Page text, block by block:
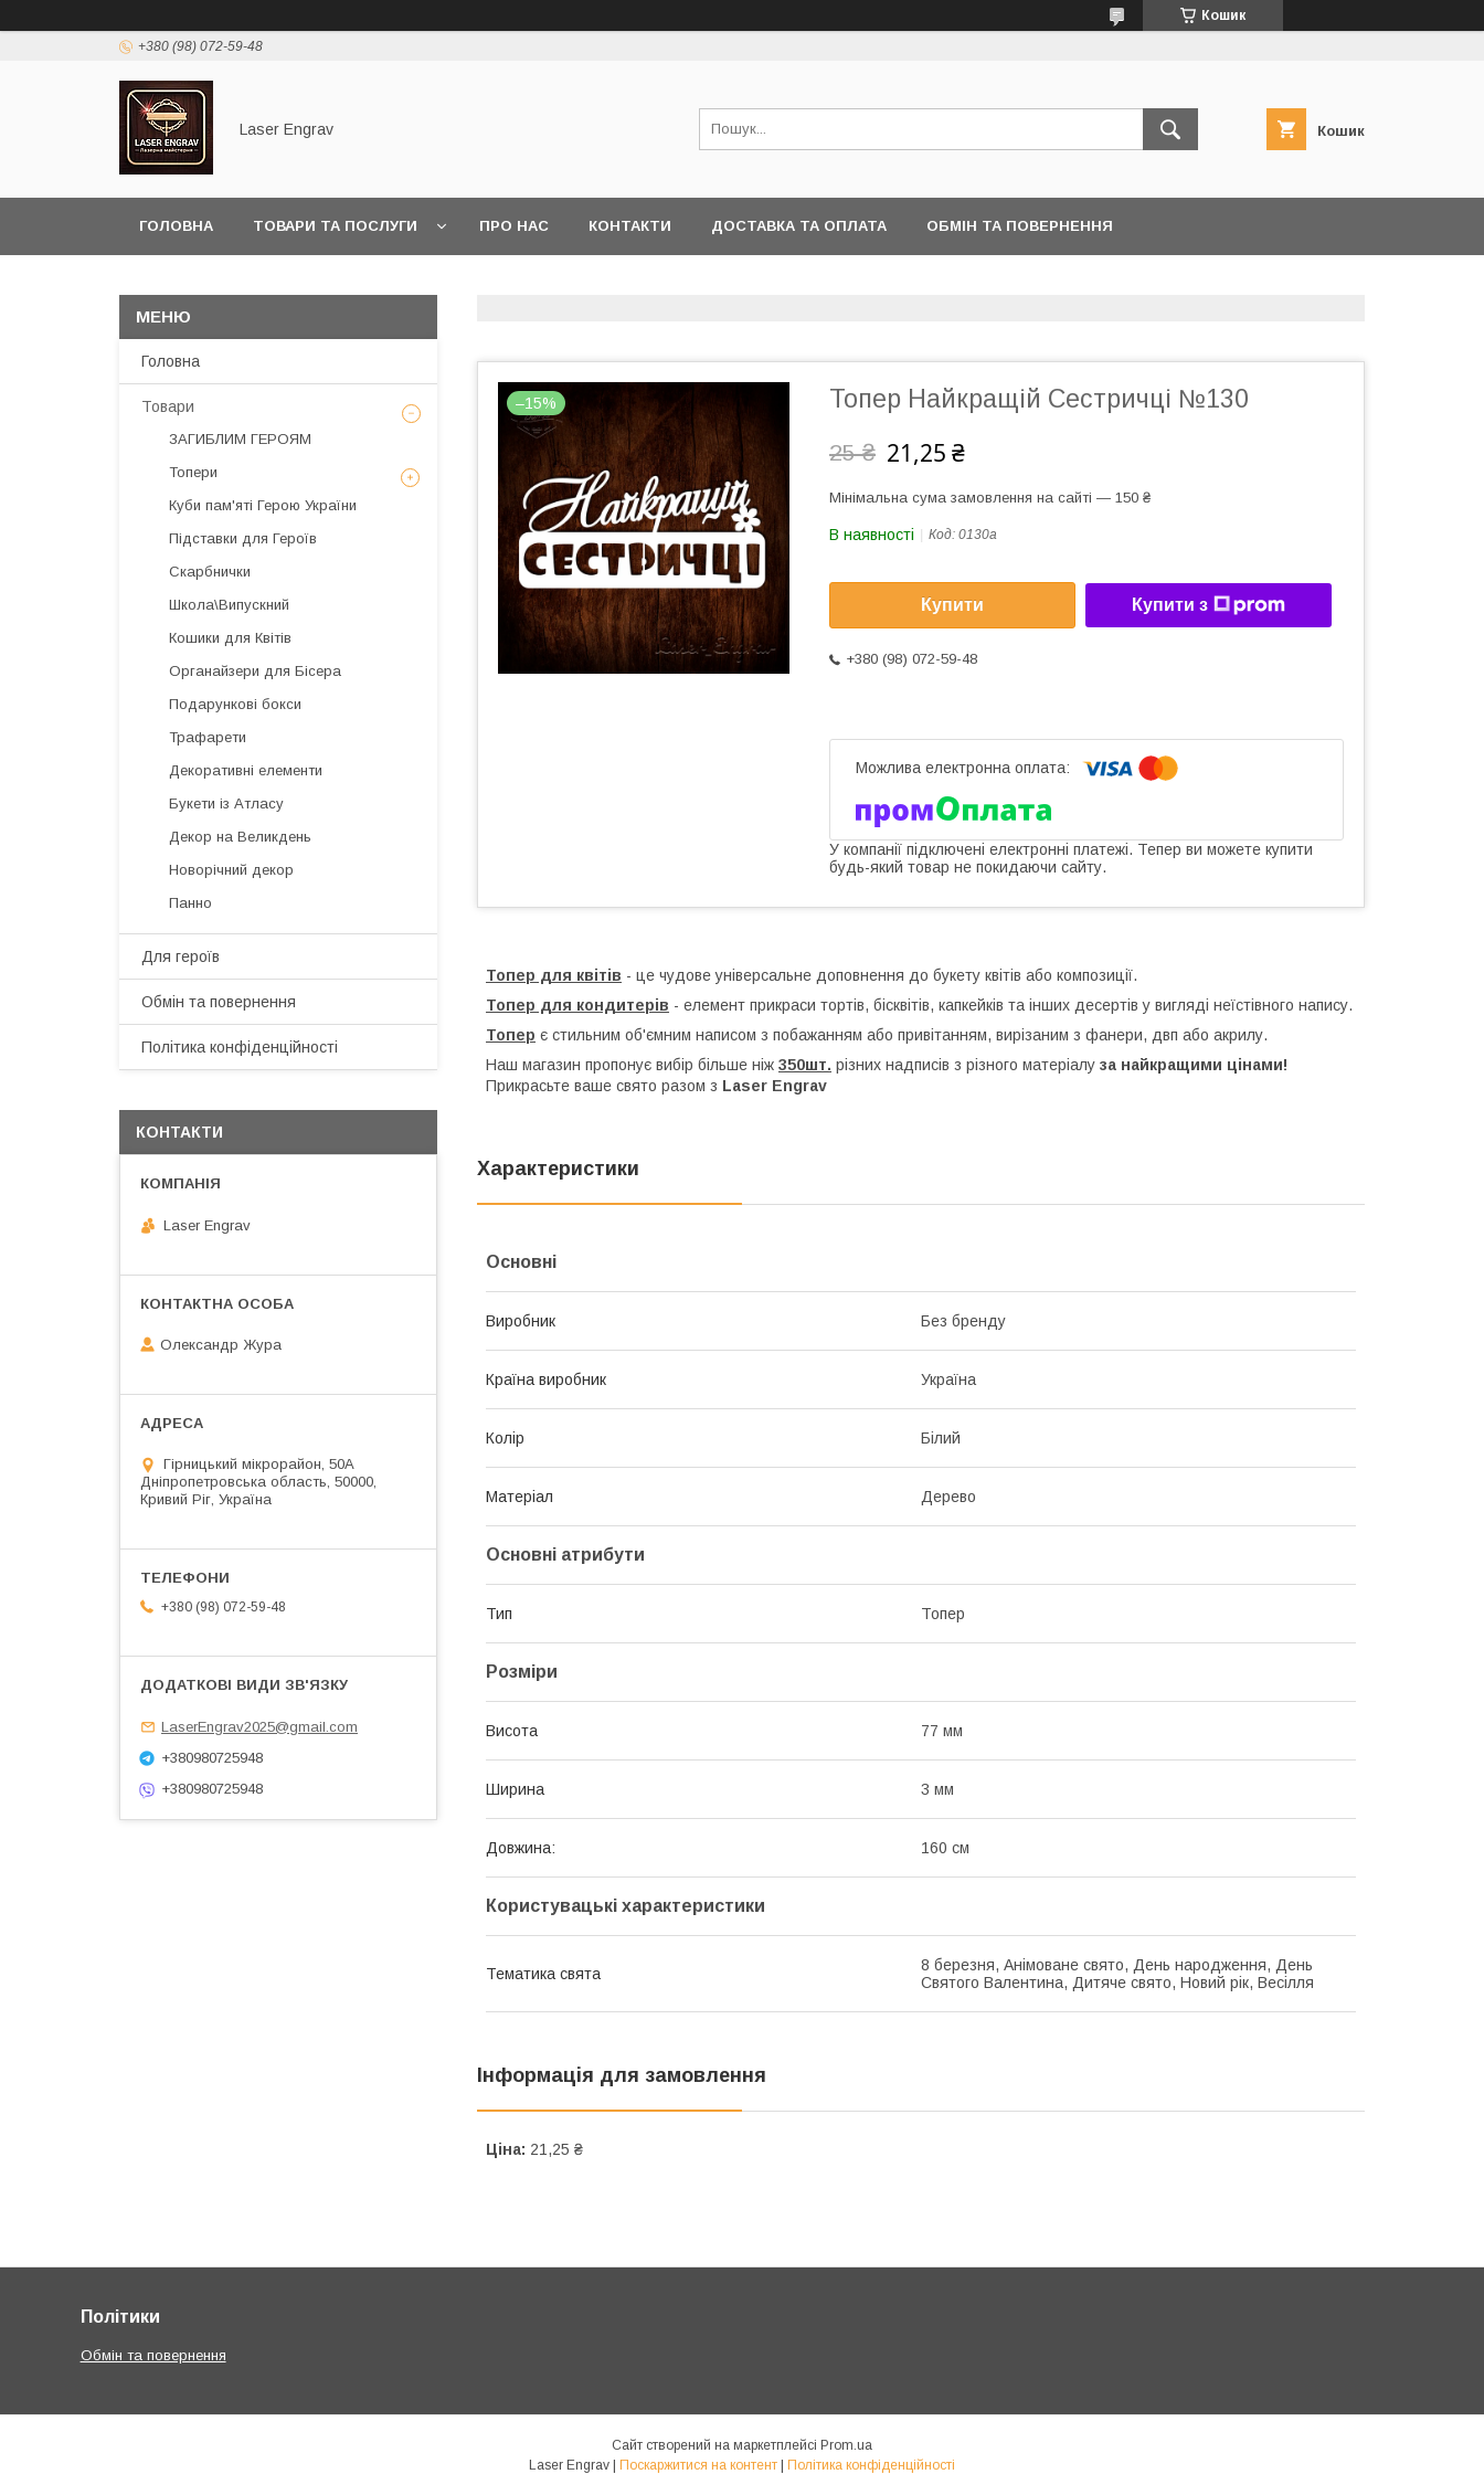
Кошик
+380 (98) 072-59-48
Laser Engrav Кошик
ГОЛОВНА ТОВАРИ ТА ПОСЛУГИ ПРО НАС КОНТАКТИ ДОСТАВКА ТА ОПЛАТА ОБМІН ТА ПОВЕРНЕННЯ
–15% Топер Найкращій Сестричці №130
25 ₴ 21,25 ₴
Мінімальна сума замовлення на сайті — 150 ₴
В наявності Код: 0130a
Купити Купити з
+380 (98) 072-59-48
У компанії підключені електронні платежі. Тепер ви можете купити
будь-який товар не покидаючи сайту.
Топер для квітів - це чудове універсальне доповнення до букету квітів або композиції.
Топер для кондитерів - елемент прикраси тортів, бісквітів, капкейків та інших десертів у вигляді неїстівного напису.
Топер є стильним об'ємним написом з побажанням або привітанням, вирізаним з фанери, двп або акрилу.
Наш магазин пропонує вибір більше ніж 350шт. різних надписів з різного матеріалу за найкращими цінами!
Прикрасьте ваше свято разом з Laser Engrav
Характеристики
Основні
Виробник Без бренду
Країна виробник Україна
Колір Білий
Матеріал Дерево
Основні атрибути
Тип Топер
Розміри
Висота 77 мм
Ширина 3 мм
Довжина: 160 см
Користувацькі характеристики
Тематика свята
8 березня, Анімоване свято, День народження, День
Святого Валентина, Дитяче свято, Новий рік, Весілля
Інформація для замовлення
Ціна: 21,25 ₴
Головна
Товари
ЗАГИБЛИМ ГЕРОЯМ
Топери
Куби пам'яті Герою України
Підставки для Героїв
Скарбнички
Школа\Випускний
Кошики для Квітів
Органайзери для Бісера
Подарункові бокси
Трафарети
Декоративні елементи
Букети із Атласу
Декор на Великдень
Новорічний декор
Панно
Для героїв
Обмін та повернення
Політика конфіденційності
КОНТАКТИ
Laser Engrav
Олександр Жура
Гірницький мікрорайон, 50А
Дніпропетровська область, 50000,
Кривий Ріг, Україна
+380 (98) 072-59-48
LaserEngrav2025@gmail.com
+380980725948
+380980725948
Політики
Обмін та повернення
Сайт створений на маркетплейсі Prom.ua
Поскаржитися на контент Політика конфіденційності